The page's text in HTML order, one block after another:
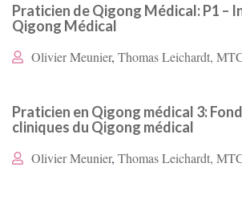
Praticien de Qigong Médical: P1 –
Qigong Médical
Olivier Meunier, Thomas Leichardt,
Praticien en Qigong médical 3:
cliniques du Qigong médical
Olivier Meunier, Thomas Leichardt,